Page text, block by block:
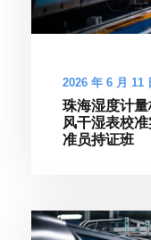
2026 年 6 月 11
珠海湿度计
风干湿表校
准员持证班